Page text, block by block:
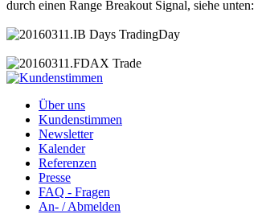
durch einen Range Breakout Signal, siehe unten:
Über uns
Kundenstimmen
Newsletter
Kalender
Referenzen
Presse
FAQ - Fragen
An- / Abmelden